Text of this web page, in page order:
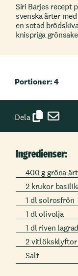
Siri Barjes recept
svenska ärter
en sotad
knispriga
Portioner: 4
Dela
Ingredienser:
400 g gröna
2 krukor
1 dl solrosfrön
1 dl olivolja
1 dl riven
2 vitlöksklyftor
Salt